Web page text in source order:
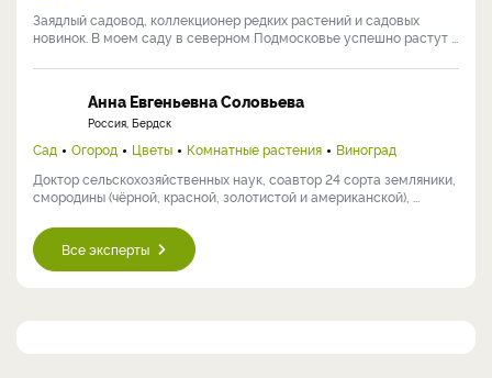
Заядлый садовод, коллекционер редких растений и садовых
новинок. В моем саду в северном Подмосковье успешно растут ...
Анна Евгеньевна Соловьева
Россия, Бердск
Сад Огород Цветы Комнатные растения
Виноград
Доктор сельскохозяйственных наук, соавтор 24 сорта земляники,
смородины (чёрной, красной, золотистой и американской), ...
Все эксперты